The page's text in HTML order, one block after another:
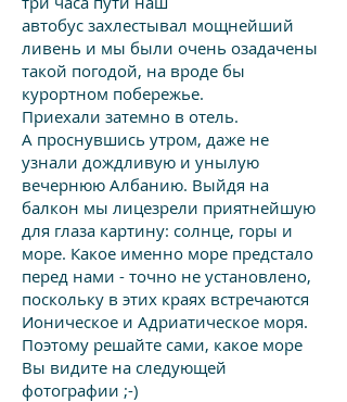
автобус захлестывал мощнейший
ливень и мы были очень озадачены
такой погодой, на вроде бы
курортном побережье.
Приехали затемно в отель.
А проснувшись утром, даже не
узнали дождливую и унылую
вечернюю Албанию. Выйдя на
балкон мы лицезрели приятнейшую
для глаза картину: солнце, горы и
море. Какое именно море предстало
перед нами - точно не установлено,
поскольку в этих краях встречаются
Ионическое и Адриатическое моря.
Поэтому решайте сами, какое море
Вы видите на следующей
фотографии ;-)